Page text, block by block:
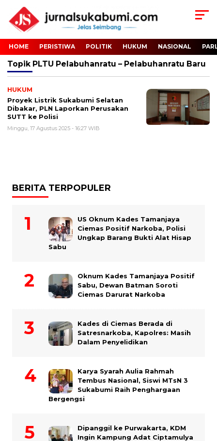
HOME PERISTIWA POLITIK HUKUM NASIONAL
Topik PLTU Pelabuhanratu – Pelabuhanratu Baru
HUKUM
Proyek Listrik Sukabumi Selatan
Dibakar, PLN Laporkan Perusakan
SUTT ke Polisi
Minggu, 17 Agustus 2025 - 16:27 WIB
BERITA TERPOPULER
US Oknum Kades Tamanjaya
Ciemas Positif Narkoba, Polisi
Ungkap Barang Bukti Alat Hisap
Sabu
Oknum Kades Tamanjaya Positif
Sabu, Dewan Batman Soroti
Ciemas Darurat Narkoba
Kades di Ciemas Berada di
Satresnarkoba, Kapolres: Masih
Dalam Penyelidikan
Karya Syarah Aulia Rahmah
Tembus Nasional, Siswi MTsN 3
Sukabumi Raih Penghargaan
Bergengsi
Dipanggil ke Purwakarta, KDM
Ingin Kampung Adat Ciptamulya